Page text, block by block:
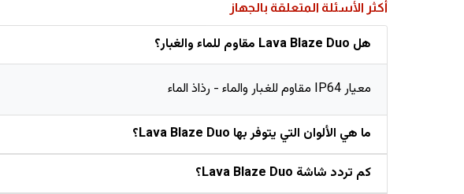
أكثر الأسئلة المتعلقة بالجهاز
هل Lava Blaze Duo مقاوم للماء والغبار؟
معيار IP64 مقاوم للغبار والماء - رذاذ الماء
ما هي الألوان التي يتوفر بها Lava Blaze Duo؟
كم تردد شاشة Lava Blaze Duo؟